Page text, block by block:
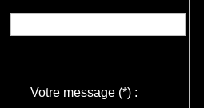
Votre message (*):